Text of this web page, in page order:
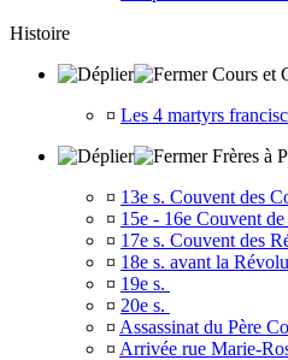
Histoire
Cours et
¤ Les 4 martyrs
Frères à
¤ 13e s. Couvent des
¤ 15e - 16e Couvent
¤ 17e s. Couvent des
¤ 18e s. avant la
¤ 19e s.
¤ 20e s.
¤ Assassinat du Père
¤ Arrivée rue Marie-